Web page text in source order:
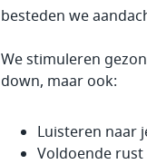
besteden we
We stimuleren
down, maar ook:
Luisteren naar
Voldoende